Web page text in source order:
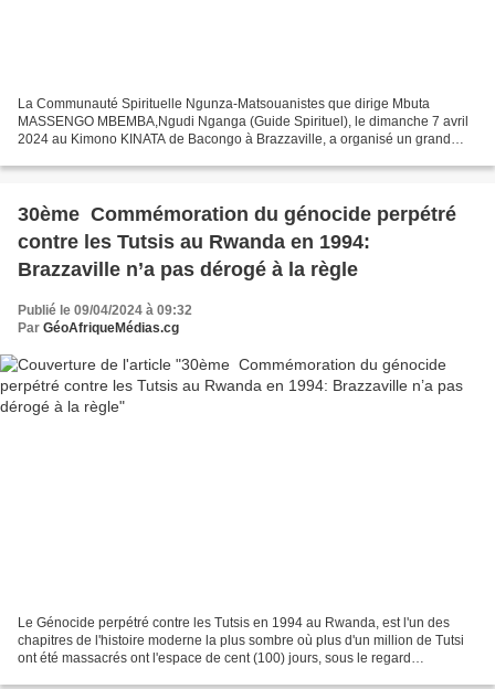
La Communauté Spirituelle Ngunza-Matsouanistes que dirige Mbuta
MASSENGO MBEMBA,Ngudi Nganga (Guide Spirituel), le dimanche 7 avril
2024 au Kimono KINATA de Bacongo à Brazzaville, a organisé un grand
30ème Commémoration du génocide perpétré
contre les Tutsis au Rwanda en 1994:
Brazzaville n’a pas dérogé à la règle
Publié le 09/04/2024 à 09:32
Par GéoAfriqueMédias.cg
Le Génocide perpétré contre les Tutsis en 1994 au Rwanda, est l'un des
chapitres de l'histoire moderne la plus sombre où plus d'un million de Tutsi
ont été massacrés ont l'espace de cent (100) jours, sous le regard